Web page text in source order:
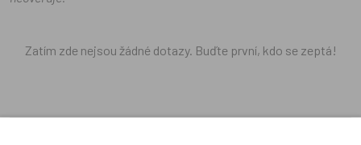
Zatím zde nejsou žádné dotazy. Buďte první, kdo se zeptá!